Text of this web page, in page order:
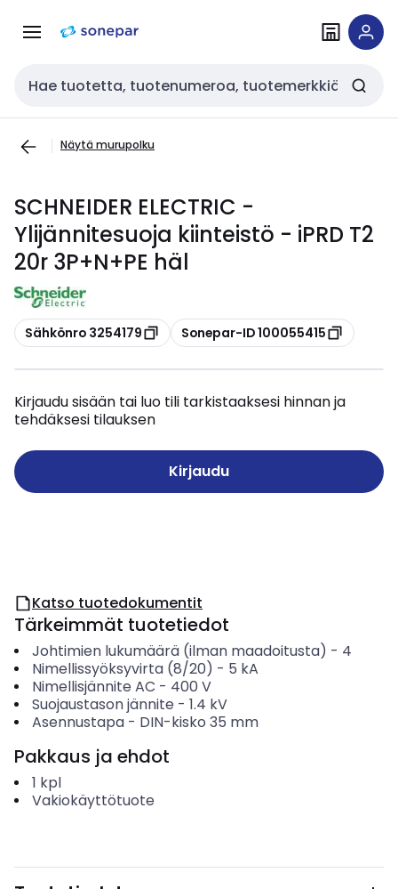
navigointiinsisältöön
Haku
Näytä murupolku
SCHNEIDER ELECTRIC -
Ylijännitesuoja kiinteistö - iPRD T2
20r 3P+N+PE häl
Kopioi
Sähkönro 3254179 Kopioi
Sonepar-ID 100055415
Kirjaudu sisään tai luo tili tarkistaaksesi hinnan ja
tehdäksesi tilauksen
Kirjaudu
Katso tuotedokumentit
Tärkeimmät tuotetiedot
Johtimien lukumäärä (ilman maadoitusta) - 4
Nimellissyöksyvirta (8/20) - 5 kA
Nimellisjännite AC - 400 V
Suojaustason jännite - 1.4 kV
Asennustapa- DIN-kisko 35 mm
Pakkaus ja ehdot
1 kpl
Vakiokäyttötuote